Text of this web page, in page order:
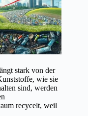
stark von der
wie sie
sind, werden
recycelt, weil